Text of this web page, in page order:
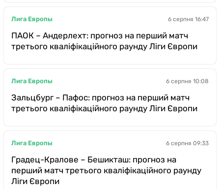
Лига Европы 6 серпня 16:47
ПАОК – Андерлехт: прогноз на перший матч
третього кваліфікаційного раунду Ліги Європи
Лига Европы 6 серпня 10:08
Зальцбург – Пафос: прогноз на перший матч
третього кваліфікаційного раунду Ліги Європи
Лига Европы 6 серпня 09:33
Градец-Кралове – Бешикташ: прогноз на
перший матч третього кваліфікаційного раунду
Ліги Європи